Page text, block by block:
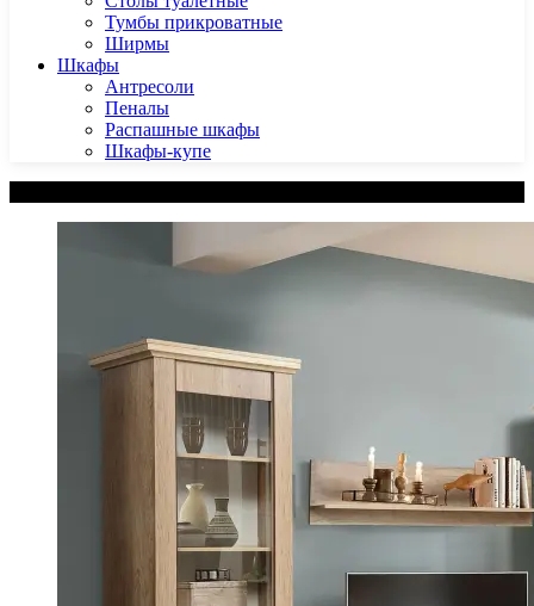
Тумбы прикроватные
Ширмы
Шкафы
Антресоли
Пеналы
Распашные шкафы
Шкафы-купе